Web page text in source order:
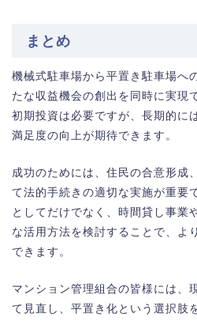
まとめ
機械式駐車場から平置き駐車場へ
たな収益機会の創出を同時に実現
初期投資は必要ですが、長期的に
満足度の向上が期待できます。
成功のためには、住民の合意形成
て法的手続きの適切な実施が重要
としてだけでなく、時間貸し事業
な活用方法を検討することで、よ
できます。
マンション管理組合の皆様には、
て見直し、平置き化という選択肢